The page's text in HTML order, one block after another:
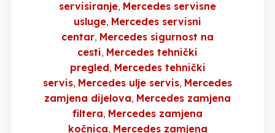
servisiranje Mercedes servisne
usluge Mercedes servisni
centar Mercedes sigurnost na
cesti Mercedes tehnički
pregled Mercedes tehnički
servis Mercedes ulje servis Mercedes
zamjena dijelova Mercedes zamjena
filtera Mercedes zamjena
kočnica Mercedes zamjena